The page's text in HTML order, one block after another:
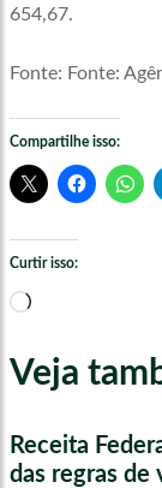
654,67.
Fonte: Fonte:
Compartilhe isso:
Curtir isso:
Carregando...
Veja
Receita
das regras de